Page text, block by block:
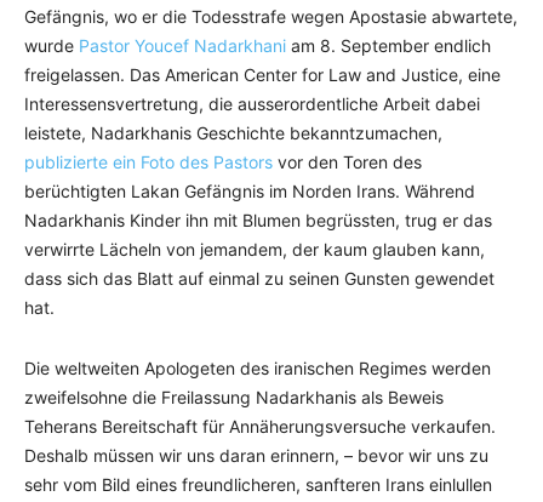
Gefängnis, wo er die Todesstrafe wegen Apostasie abwartete,
wurde Pastor Youcef Nadarkhani am 8. September endlich
freigelassen. Das American Center for Law and Justice, eine
Interessensvertretung, die ausserordentliche Arbeit dabei
leistete, Nadarkhanis Geschichte bekanntzumachen,
publizierte ein Foto des Pastors vor den Toren des
berüchtigten Lakan Gefängnis im Norden Irans. Während
Nadarkhanis Kinder ihn mit Blumen begrüssten, trug er das
verwirrte Lächeln von jemandem, der kaum glauben kann,
dass sich das Blatt auf einmal zu seinen Gunsten gewendet
hat.
Die weltweiten Apologeten des iranischen Regimes werden
zweifelsohne die Freilassung Nadarkhanis als Beweis
Teherans Bereitschaft für Annäherungsversuche verkaufen.
Deshalb müssen wir uns daran erinnern, – bevor wir uns zu
sehr vom Bild eines freundlicheren, sanfteren Irans einlullen